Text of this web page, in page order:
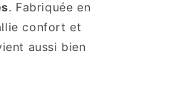
. Fabriquée en
confort et
aussi bien